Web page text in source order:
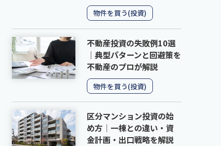
物件を買う(投資)
不動産投資の失敗例10選
｜典型パターンと回避策を
不動産のプロが解説
物件を買う(投資)
区分マンション投資の始
め方｜一棟との違い・資
金計画・出口戦略を解説